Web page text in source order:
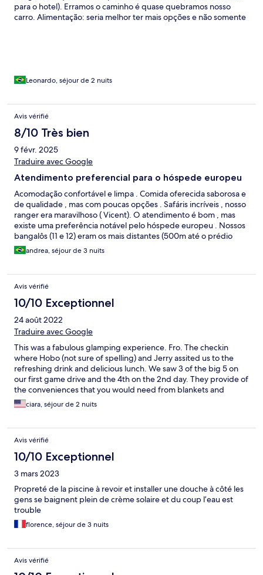
para o hotel). Erramos o caminho é quase quebramos nosso
carro. Alimentação: seria melhor ter mais opções e não somente
Leonardo, séjour de 2 nuits
Avis vérifié
8/10 Très bien
9 févr. 2025
Traduire avec Google
Atendimento preferencial para o hóspede europeu
Acomodação confortável e limpa . Comida oferecida saborosa e
de qualidade , mas com poucas opções . Safáris incríveis , nosso
ranger era maravilhoso ( Vicent). O atendimento é bom , mas
existe uma preferência notável pelo hóspede europeu . Nossos
bangalôs (11 e 12) eram os mais distantes (500m até o prédio
principal ) , nosso carro de Safari o mais velho e até a mesa
designada nas refeições era a pior localizada .
andrea, séjour de 3 nuits
Avis vérifié
10/10 Exceptionnel
24 août 2022
Traduire avec Google
This was a fabulous glamping experience. Fro. The checkin
where Hobo (not sure of spelling) and Jerry assited us to the
refreshing drink and delicious lunch. We saw 3 of the big 5 on
our first game drive and the 4th on the 2nd day. They provide of
the conveniences that you would need from blankets and
hotwater bag for the game drive to electric blankets for the
bed. Every meal was well prepared and delicious. You will not
ciara, séjour de 2 nuits
Avis vérifié
10/10 Exceptionnel
3 mars 2023
Propreté de la piscine à revoir et installer une douche à côté les
gens se baignent plein de crème solaire et du coup l’eau est
trouble
florence, séjour de 3 nuits
Avis vérifié